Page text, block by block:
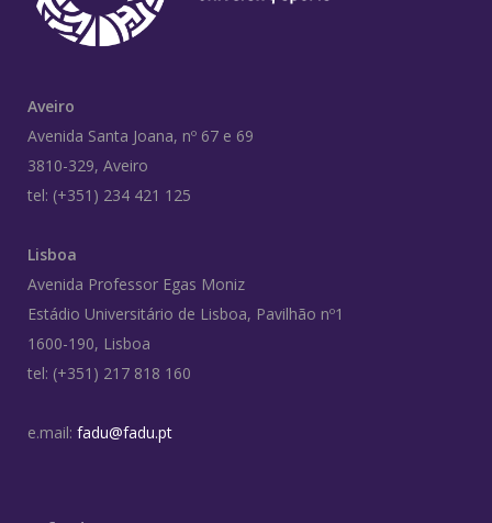
Aveiro
Avenida Santa Joana, nº 67 e 69
3810-329, Aveiro
tel: (+351) 234 421 125
Lisboa
Avenida Professor Egas Moniz
Estádio Universitário de Lisboa, Pavilhão nº1
1600-190, Lisboa
tel: (+351) 217 818 160
e.mail: fadu@fadu.pt